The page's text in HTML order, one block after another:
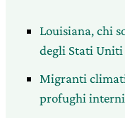
Louisiana, chi
degli Stati Uniti
Migranti
profughi